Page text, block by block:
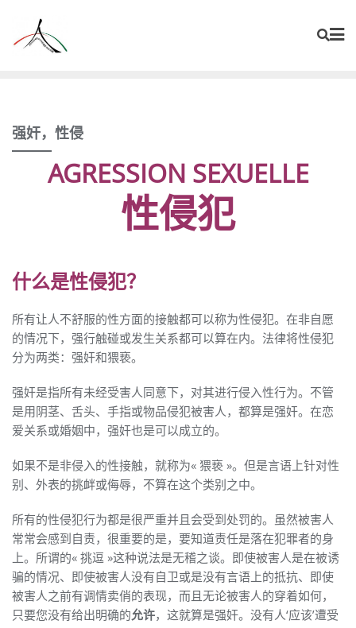
强奸，性侵
AGRESSION SEXUELLE
性侵犯
什么是性侵犯？
所有让人不舒服的性方面的接触都可以称为性侵犯。在非自愿
的情况下，强行触碰或发生关系都可以算在内。法律将性侵犯
分为两类：强奸和猥亵。
强奸是指所有未经受害人同意下，对其进行侵入性行为。不管
是用阴茎、舌头、手指或物品侵犯被害人，都算是强奸。在恋
爱关系或婚姻中，强奸也是可以成立的。
如果不是非侵入的性接触，就称为« 猥亵 »。但是言语上针对性
别、外表的挑衅或侮辱，不算在这个类别之中。
所有的性侵犯行为都是很严重并且会受到处罚的。虽然被害人
常常会感到自责，很重要的是，要知道责任是落在犯罪者的身
上。所谓的« 挑逗 »这种说法是无稽之谈。即使被害人是在被诱
骗的情况、即使被害人没有自卫或是没有言语上的抵抗、即使
被害人之前有调情卖俏的表现，而且无论被害人的穿着如何，
只要您没有给出明确的允许，这就算是强奸。没有人‘应该’遭受